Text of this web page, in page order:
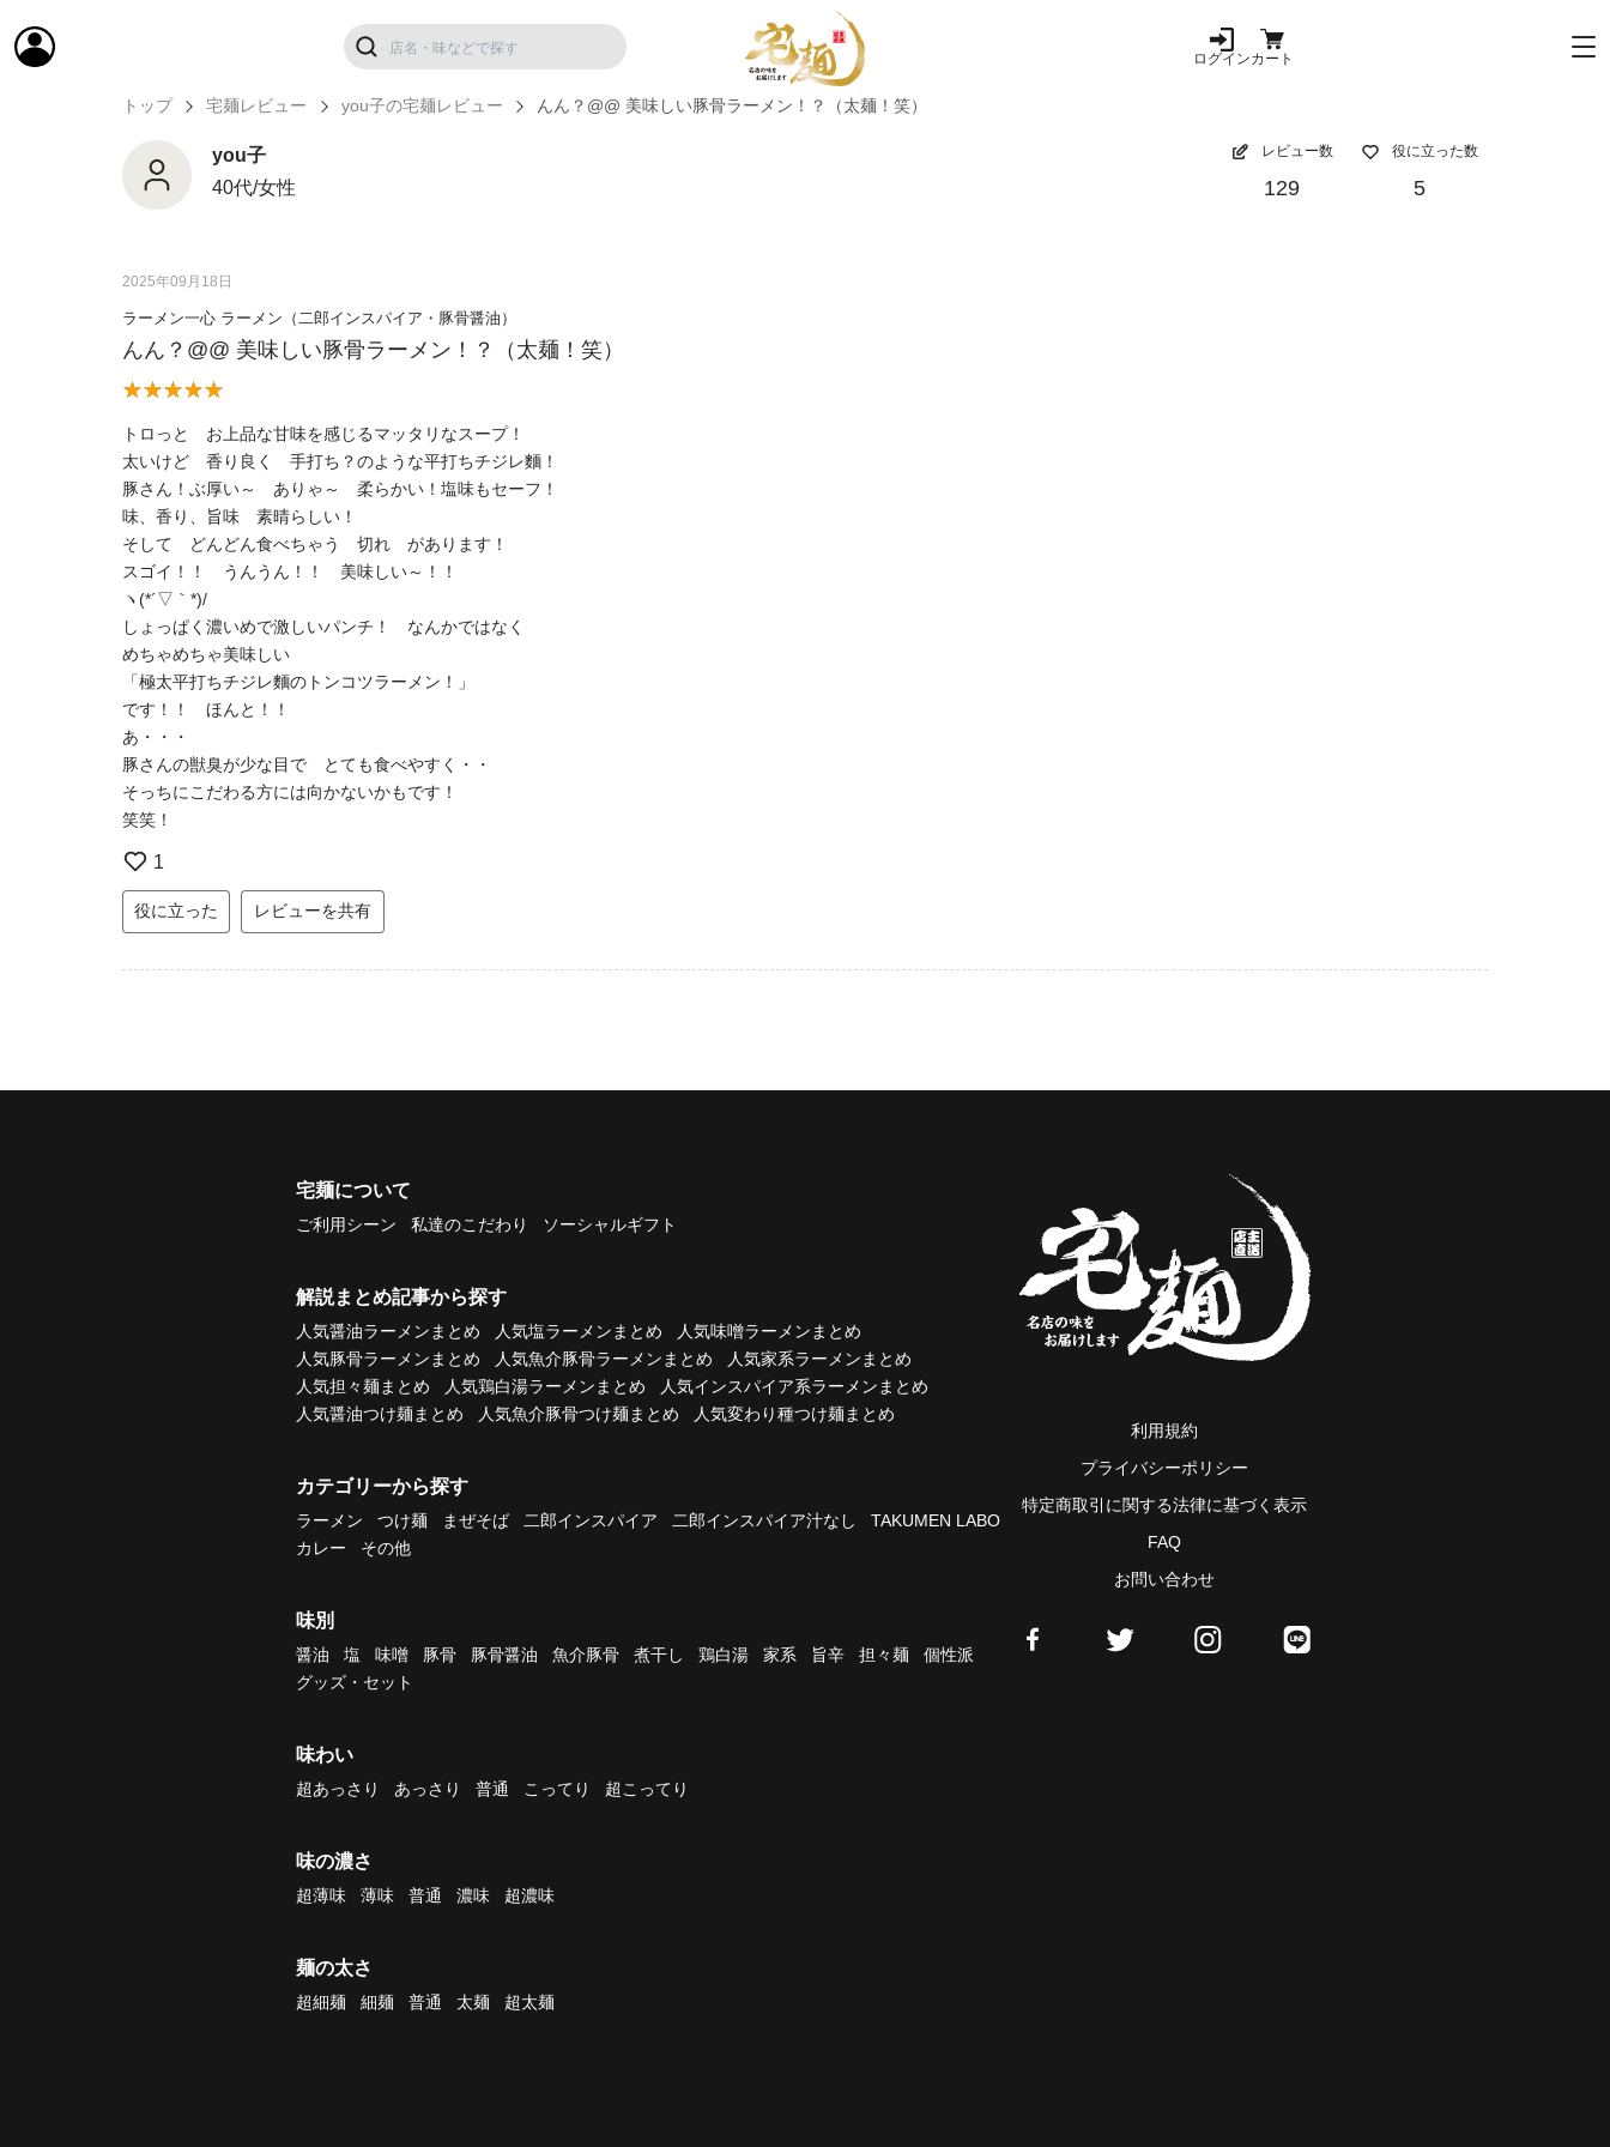
ログインカート
トップ 宅麺レビュー you子の宅麺レビュー んん？@@ 美味しい豚骨ラーメン！？（太麺！笑）
you子
40代/女性
レビュー数
129
役に立った数
5
2025年09月18日
ラーメン一心 ラーメン（二郎インスパイア・豚骨醤油）
んん？@@ 美味しい豚骨ラーメン！？（太麺！笑）
トロっと お上品な甘味を感じるマッタリなスープ！
太いけど 香り良く 手打ち？のような平打ちチジレ麵！
豚さん！ぶ厚い～ ありゃ～ 柔らかい！塩味もセーフ！
味、香り、旨味 素晴らしい！
そして どんどん食べちゃう 切れ があります！
スゴイ！！ うんうん！！ 美味しい～！！
ヽ(*´▽｀*)/
しょっぱく濃いめで激しいパンチ！ なんかではなく
めちゃめちゃ美味しい
「極太平打ちチジレ麵のトンコツラーメン！」
です！！ ほんと！！
あ・・・
豚さんの獣臭が少な目で とても食べやすく・・
そっちにこだわる方には向かないかもです！
笑笑！
1
役に立った レビューを共有
宅麺について
ご利用シーン 私達のこだわり ソーシャルギフト
解説まとめ記事から探す
人気醤油ラーメンまとめ 人気塩ラーメンまとめ
人気味噌ラーメンまとめ
人気豚骨ラーメンまとめ
人気魚介豚骨ラーメンまとめ
人気家系ラーメンまとめ
人気担々麺まとめ
人気鶏白湯ラーメンまとめ
人気インスパイア系ラーメンまとめ
人気醤油つけ麺まとめ
人気魚介豚骨つけ麺まとめ 人気変わり種つけ麺まとめ
カテゴリーから探す
ラーメン つけ麺 まぜそば 二郎インスパイア 二郎インスパイア汁なし
TAKUMEN LABO
カレー
その他
味別
醤油 塩 味噌 豚骨 豚骨醤油 魚介豚骨 煮干し 鶏白湯 家系 旨辛 担々麺
個性派
グッズ・セット
味わい
超あっさり あっさり 普通 こってり 超こってり
味の濃さ
超薄味 薄味 普通 濃味 超濃味
麺の太さ
超細麺 細麺 普通 太麺 超太麺
利用規約
プライバシーポリシー
特定商取引に関する法律に基づく表示
FAQ
お問い合わせ